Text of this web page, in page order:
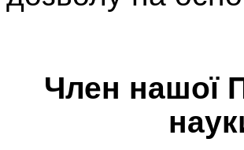
Член нашої